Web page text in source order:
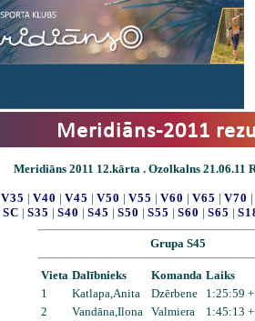
Meridiāns-2011
Meridiāns 2011 12.kārta . Ozolkalns 21.06.11
V35 | V40 | V45 | V50 | V55 | V60 | V65 | V70 |
SC | S35 | S40 | S45 | S50 | S55 | S60 | S65 |
Grupa S45
Vieta Dalībnieks Komanda Laiks
1
Katlapa,Anita Dzērbene
1:25:59
2
Vandāna,Ilona Valmiera
1:45:13